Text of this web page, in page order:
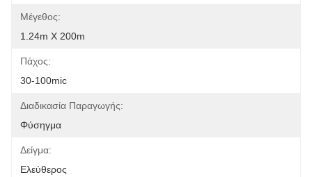
Μέγεθος:
1.24m X 200m
Πάχος:
30-100mic
Διαδικασία Παραγωγής:
Φύσηγμα
Δείγμα:
Ελεύθερος